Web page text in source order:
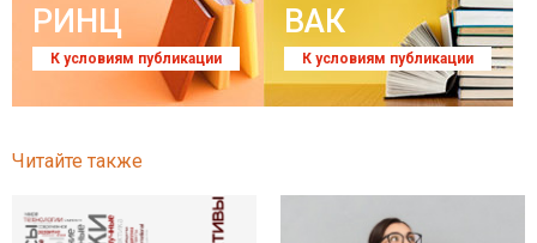
РИНЦ
К условиям публикации
ВАК
К условиям публикации
Читайте также